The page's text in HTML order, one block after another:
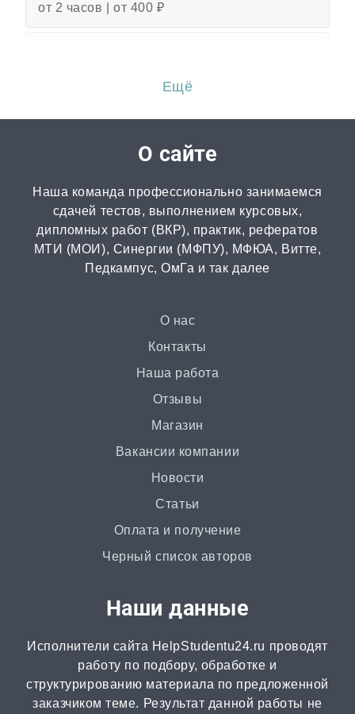
от 2 часов | от 400 ₽
Перевод
от 2 часов | от 300 ₽
Диссертация
от 15 дней | от 15000 ₽
Бизнес-план
от 3 часов | от 500 ₽
от 3 часов | от 500 ₽
Ответы на билеты
от 2 часов | от 500 ₽
от 3 часов | от 500 ₽
от 2 часов | от 300 ₽
Рецензия
от 2 часов | от 500 ₽
Ещё
О сайте
Наша команда профессионально занимаемся
сдачей тестов, выполнением курсовых,
дипломных работ (ВКР), практик, рефератов
МТИ (МОИ), Синергии (МФПУ), МФЮА, Витте,
Педкампус, ОмГа и так далее
О нас
Контакты
Наша работа
Отзывы
Магазин
Вакансии компании
Новости
Статьи
Оплата и получение
Черный список авторов
Наши данные
Исполнители сайта HelpStudentu24.ru проводят
работу по подбору, обработке и
структурированию материала по предложенной
заказчиком теме. Результат данной работы не